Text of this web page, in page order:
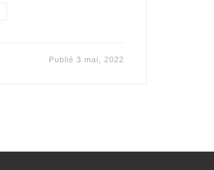
Publié 3 mai, 2022